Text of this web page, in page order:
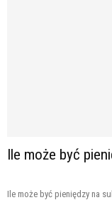
Ile może być
Ile może być pieniędzy na